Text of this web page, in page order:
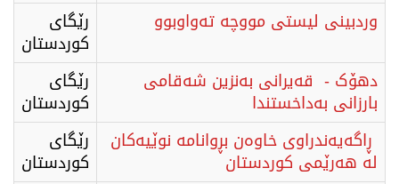
وردبینی ليستى مووچه‌ تەواوبوو
رێگای
كوردستان
دهۆک - ​قەیرانی بەنزین شەقامی
بارزانی بەداخستندا
رێگای
كوردستان
ڕاگەیەندراوی خاوەن بڕوانامە نوێیەکان
لە هەرێمی کوردستان
رێگای
كوردستان